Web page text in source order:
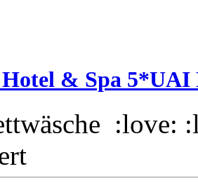
Hotel & Spa 5*UAI
:love: